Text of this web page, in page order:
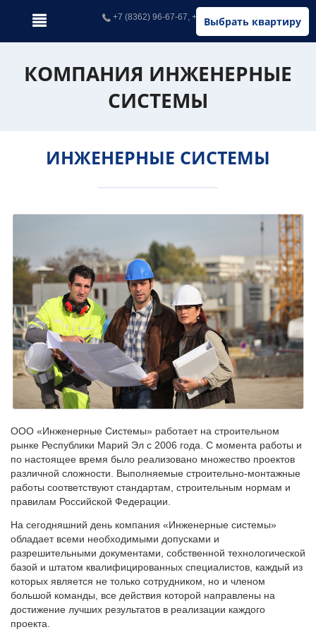
Выбрать квартиру
+7 (8362) 96-67-67, +7 (902) 326-67-67
КОМПАНИЯ ИНЖЕНЕРНЫЕ
СИСТЕМЫ
ИНЖЕНЕРНЫЕ СИСТЕМЫ
ООО «Инженерные Системы» работает на строительном
рынке Республики Марий Эл с 2006 года. С момента работы и
по настоящее время было реализовано множество проектов
различной сложности. Выполняемые строительно-монтажные
работы соответствуют стандартам, строительным нормам и
правилам Российской Федерации.
На сегодняшний день компания «Инженерные системы»
обладает всеми необходимыми допусками и
разрешительными документами, собственной технологической
базой и штатом квалифицированных специалистов, каждый из
которых является не только сотрудником, но и членом
большой команды, все действия которой направлены на
достижение лучших результатов в реализации каждого
проекта.